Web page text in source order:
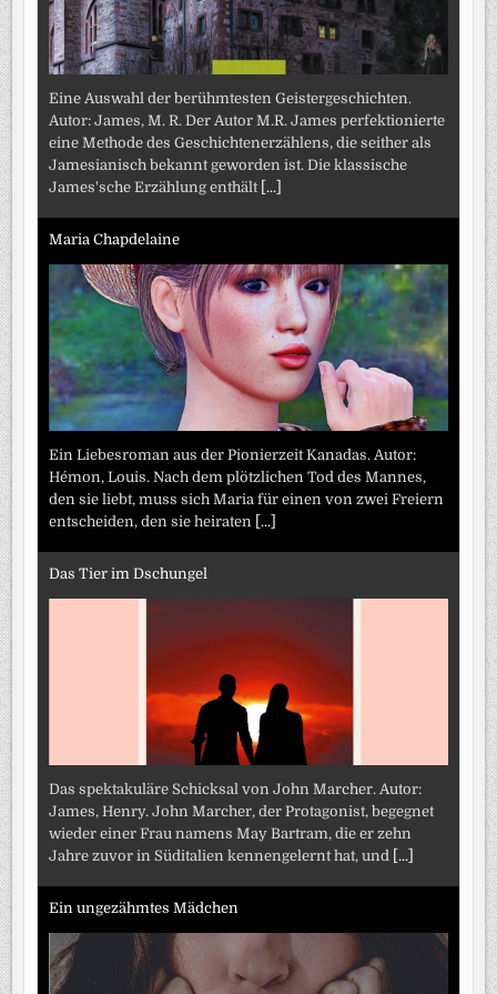
Eine Auswahl der berühmtesten Geistergeschichten.
Autor: James, M. R. Der Autor M.R. James perfektionierte
eine Methode des Geschichtenerzählens, die seither als
Jamesianisch bekannt geworden ist. Die klassische
James'sche Erzählung enthält [...]
Maria Chapdelaine
Ein Liebesroman aus der Pionierzeit Kanadas. Autor:
Hémon, Louis. Nach dem plötzlichen Tod des Mannes,
den sie liebt, muss sich Maria für einen von zwei Freiern
entscheiden, den sie heiraten [...]
Das Tier im Dschungel
Das spektakuläre Schicksal von John Marcher. Autor:
James, Henry. John Marcher, der Protagonist, begegnet
wieder einer Frau namens May Bartram, die er zehn
Jahre zuvor in Süditalien kennengelernt hat, und [...]
Ein ungezähmtes Mädchen